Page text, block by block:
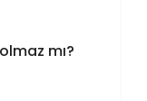
mı?